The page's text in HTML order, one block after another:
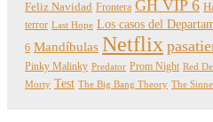
Feliz Navidad Frontera GH VIP 6
terror Last Hope Los casos del
6 Mandíbulas Netflix
Pinky Malinky Predator Prom Night Red
Morty Test The Big Bang Theory The